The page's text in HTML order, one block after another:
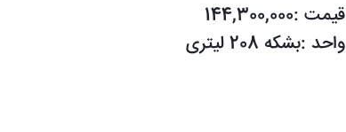
قیمت :144,300,000
واحد :بشکه 208 لیتری